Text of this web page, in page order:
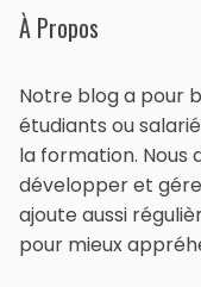
À Propos
Notre blog a pour
étudiants ou
la formation. Nous
développer et
ajoute aussi
pour mieux